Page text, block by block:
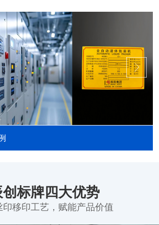
创标牌四大优势
印移印工艺，赋能产品价值